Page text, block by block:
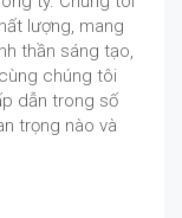
lượng, mang
thần sáng tạo,
chúng tôi
dẫn trong số
trọng nào và